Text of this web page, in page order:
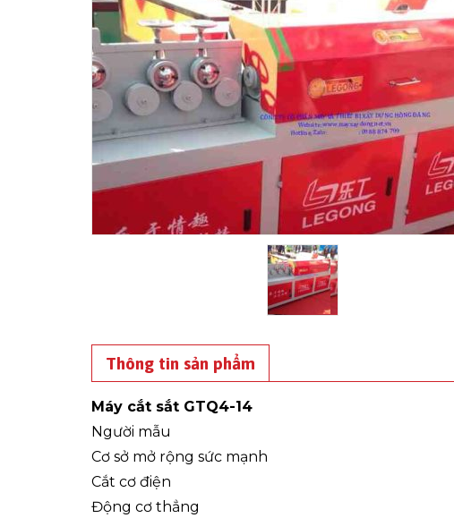
Thông tin sản phẩm
Máy cắt sắt GTQ4-14
Người mẫu
Cơ sở mở rộng sức mạnh
Cắt cơ điện
Động cơ thẳng